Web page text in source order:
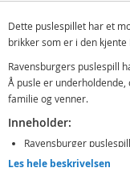
Dette puslespillet har et
brikker som er i den
Ravensburgers puslespill
Å pusle er
familie og venner.
Inneholder:
Ravensburger
Les hele beskrivelsen